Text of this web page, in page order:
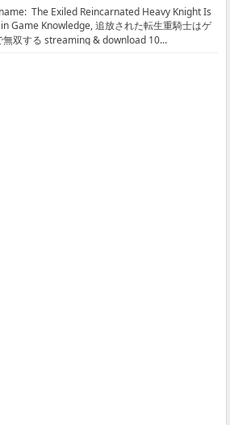
The Exiled Reincarnated Heavy Knight Is
Game Knowledge, 追放された転生重騎士はゲ
無双する streaming & download 10...